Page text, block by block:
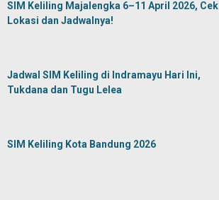
SIM Keliling Majalengka 6–11 April 2026, Cek
Lokasi dan Jadwalnya!
Jadwal SIM Keliling di Indramayu Hari Ini,
Tukdana dan Tugu Lelea
SIM Keliling Kota Bandung 2026